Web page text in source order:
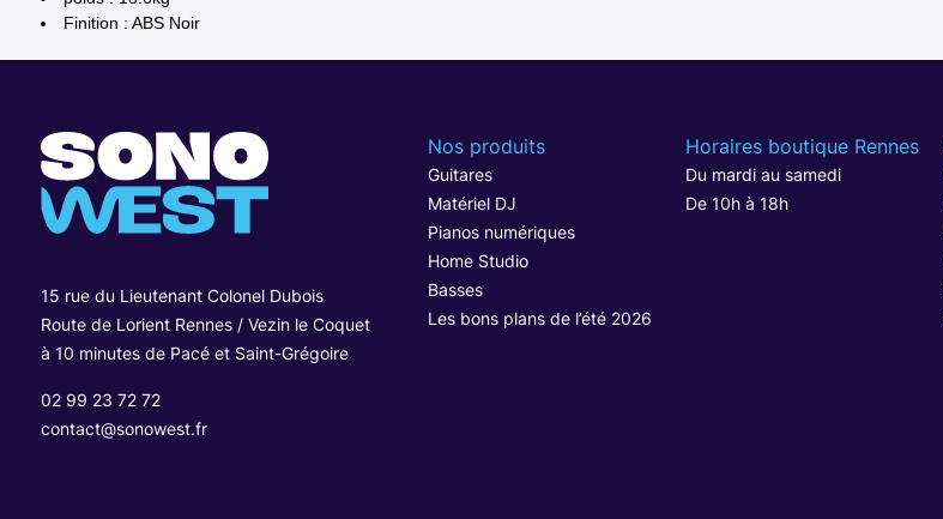
Finition : ABS Noir
15 rue du Lieutenant Colonel Dubois
Route de Lorient Rennes / Vezin le Coquet
à 10 minutes de Pacé et Saint-Grégoire
02 99 23 72 72
contact@sonowest.fr
Nos produits
Guitares
Matériel DJ
Pianos numériques
Home Studio
Basses
Les bons plans de l’été 2026
Horaires boutique Rennes
Du mardi au samedi
De 10h à 18h